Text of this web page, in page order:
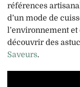
références
d’un mode de
l’environnement
découvrir des
Saveurs.